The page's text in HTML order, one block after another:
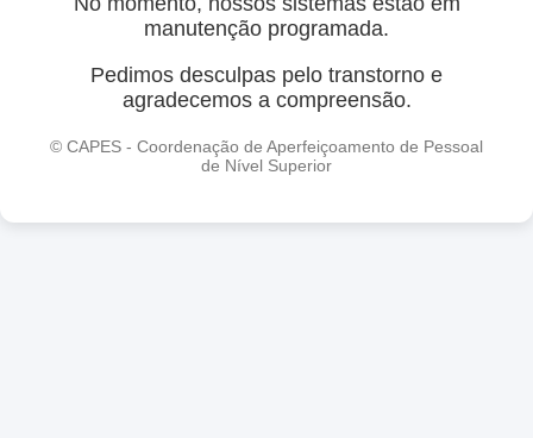
manutenção programada.
Pedimos desculpas pelo transtorno e
agradecemos a compreensão.
© CAPES - Coordenação de Aperfeiçoamento de Pessoal
de Nível Superior